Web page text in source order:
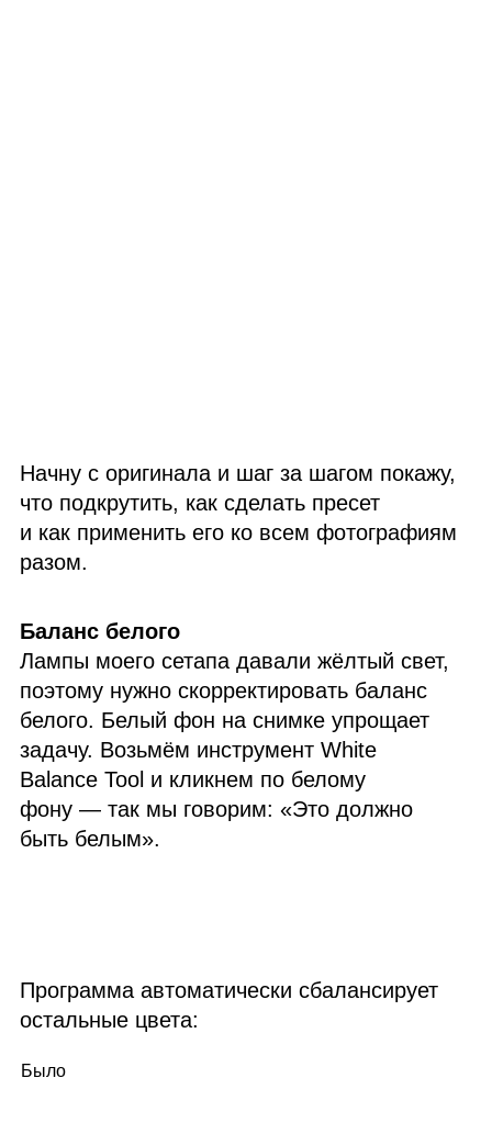
Начну с оригинала и шаг за шагом покажу,
что подкрутить, как сделать пресет
и как применить его ко всем фотографиям
разом.
Баланс белого
Лампы моего сетапа давали жёлтый свет,
поэтому нужно скорректировать баланс
белого. Белый фон на снимке упрощает
задачу. Возьмём инструмент White
Balance Tool и кликнем по белому
фону — так мы говорим: «Это должно
быть белым».
Программа автоматически сбалансирует
остальные цвета:
Было